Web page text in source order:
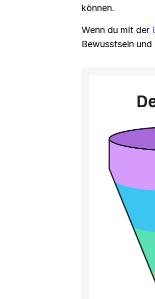
können.
Wenn du mit der
Bewusstsein